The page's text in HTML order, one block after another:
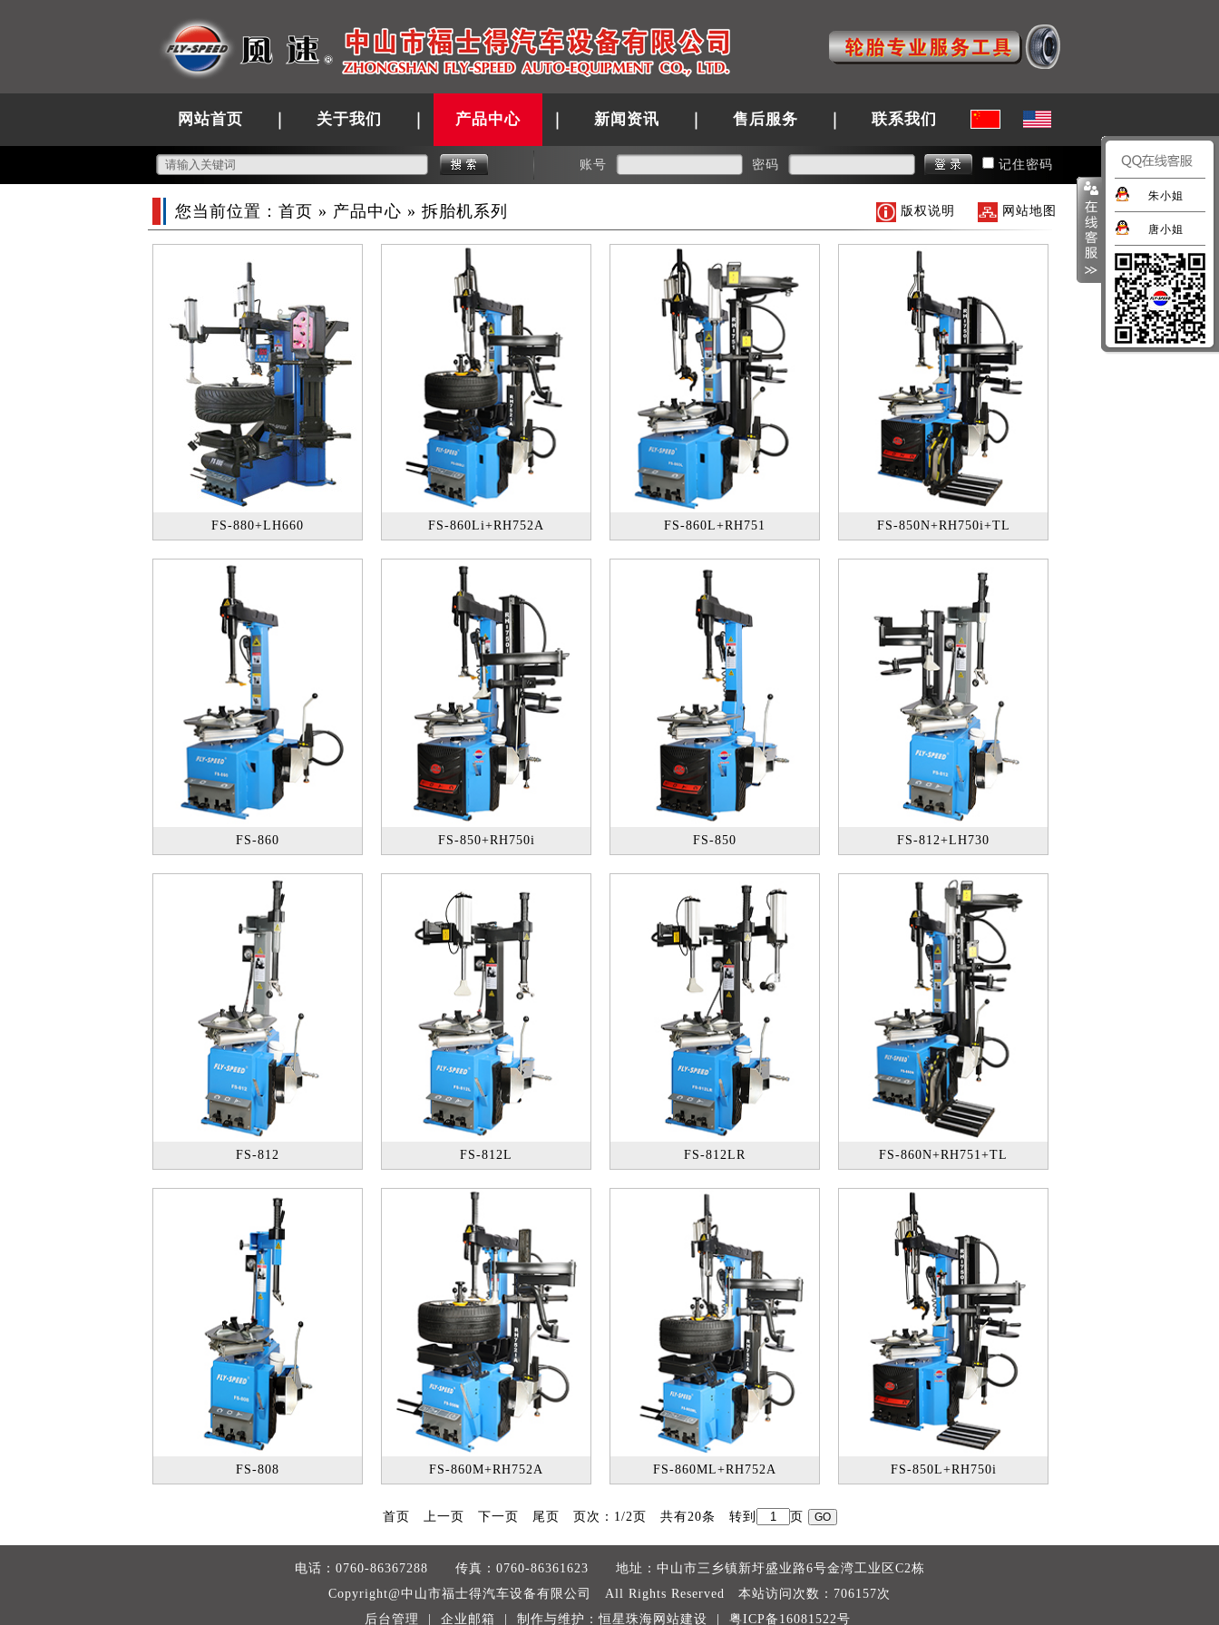
网站首页 关于我们 产品中心 新闻资讯 售后服务 联系我们
账号 密码 记住密码
您当前位置： 首页 » 产品中心 » 拆胎机系列 版权说明 网站地图
FS-880+LH660 FS-860Li+RH752A FS-860L+RH751 FS-850N+RH750i+TL
FS-860 FS-850+RH750i FS-850 FS-812+LH730
FS-812 FS-812L FS-812LR FS-860N+RH751+TL
FS-808 FS-860M+RH752A FS-860ML+RH752A FS-850L+RH750i
首页 上一页 下一页 尾页 页次：1/2页 共有20条 转到 页
电话：0760-86367288 传真：0760-86361623 地址：中山市三乡镇新圩盛业路6号金湾工业区C2栋
Copyright@中山市福士得汽车设备有限公司 All Rights Reserved 本站访问次数：706157次
后台管理
企业邮箱 | 制作与维护：恒星珠海网站建设 粤ICP备16081522号
朱小姐
唐小姐